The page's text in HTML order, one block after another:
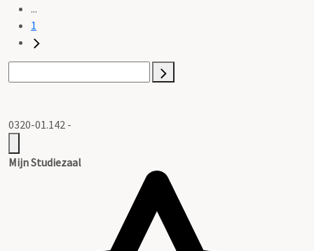
...
1
0320-01.142 -
Mijn Studiezaal